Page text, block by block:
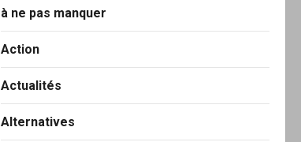
à ne pas manquer
Action
Actualités
Alternatives